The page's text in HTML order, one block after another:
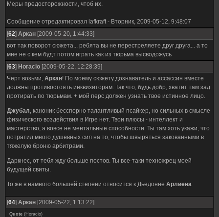
Меры предосторожности, чтоб их.
Сообщение отредактировал lafkraft- Вторник, 2009-05-12, 9:48:07
[62] Аркан [2009-05-20, 1:44:33]
вот так поворот сюжета... ребята вы не перестреляете друг друга... а то
мне не с кем будт потом играть как из тюрьма высводожусь
[63] Horacio [2009-05-22, 12:28:39]
Черт возьми, Аркан! По моему сюжету дознаватель и ассассин вместе
должны противостоять инквизиторам. Так что, будь добр, хватит там зад
протирать по тюрьмам. + мой перс должен узнать твое истинное лицо.
Джубал, каноник бесспорно талантливый псайкер, но сильных в смысле
физического воздействия в Игре нет. Твои плюсы - интеллект и
мастерство, а вовсе не ментальные способности. Ты там хоть укажи, что
потратил много душевных сил на то, чтобы швыряться закованными в
тяжелую броню арбитрами.
Даркнес, от тебя жду больше постов. Ты все-таки техножрец моей
будущей свиты.
То же в намного большей степени относится к Дьедонне Арлиена
[64] Аркан [2009-05-22, 1:13:22]
Quote (Horacio)